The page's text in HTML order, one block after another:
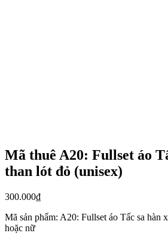
Mã thuê A20: Fullset áo
than lót đỏ (unisex)
300.000₫
Mã sản phẩm: A20: Fullset áo Tấc sa hàn
hoặc nữ